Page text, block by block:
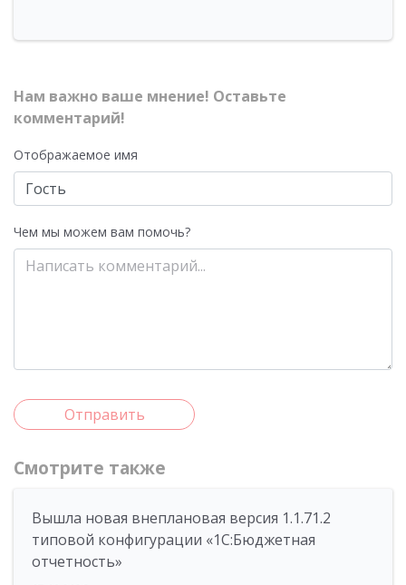
Нам важно ваше мнение! Оставьте
комментарий!
Отображаемое имя
Чем мы можем вам помочь?
Отправить
Смотрите также
Вышла новая внеплановая версия 1.1.71.2
типовой конфигурации «1C:Бюджетная
отчетность»